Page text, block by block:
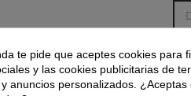
ello,
te pide que aceptes cookies para
y las cookies publicitarias de
anuncios personalizados.